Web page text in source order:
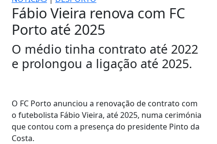
Fábio Vieira renova com FC
Porto até 2025
O médio tinha contrato até 2022
e prolongou a ligação até 2025.
O FC Porto anunciou a renovação de contrato com
o futebolista Fábio Vieira, até 2025, numa cerimónia
que contou com a presença do presidente Pinto da
Costa.